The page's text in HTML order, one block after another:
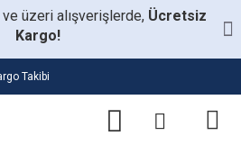
üzeri alışverişlerde, Ücretsiz
Kargo!
Takibi